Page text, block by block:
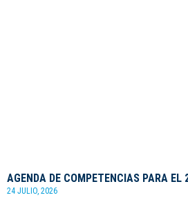
AGENDA DE COMPETENCIAS PARA EL
24 JULIO, 2026